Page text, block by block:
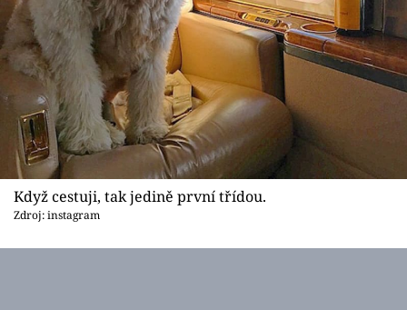
Když cestuji, tak jedině první třídou.
Zdroj: instagram